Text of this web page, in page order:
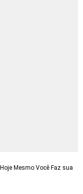
Hoje Mesmo Você Faz sua